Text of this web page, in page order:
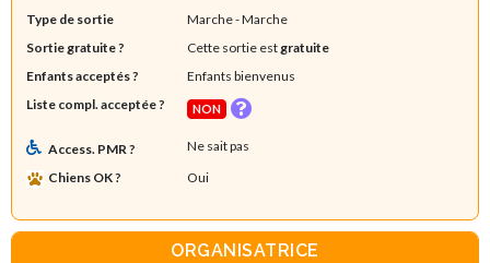
Type de sortie
Marche- Marche
Sortie gratuite ?
Cette sortie est gratuite
Enfants acceptés ?
Enfants bienvenus
Liste compl. acceptée ?
NON
Access. PMR ?
Ne sait pas
Chiens OK ?
Oui
ORGANISATRICE